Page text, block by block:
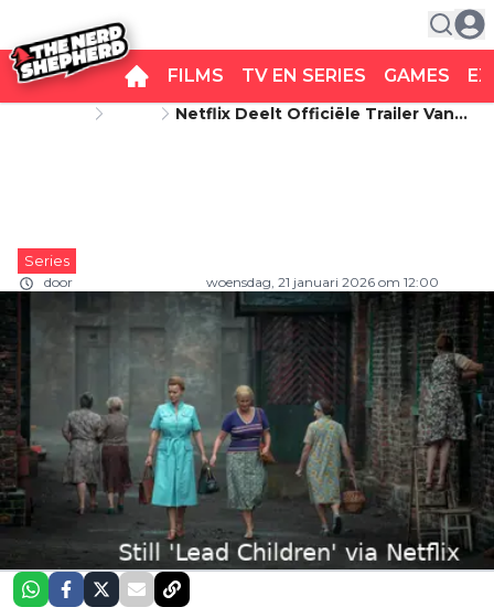
FILMS TV EN SERIES GAMES
Netflix Deelt Officiële Trailer Van
Series
door woensdag, 21 januari 2026 om 12:00